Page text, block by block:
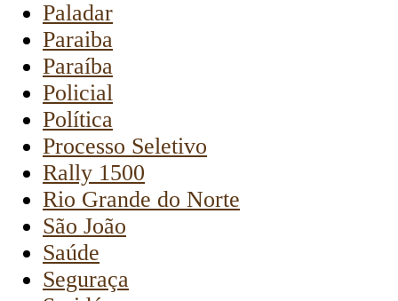
Paladar
Paraiba
Paraíba
Policial
Política
Processo Seletivo
Rally 1500
Rio Grande do Norte
São João
Saúde
Seguraça